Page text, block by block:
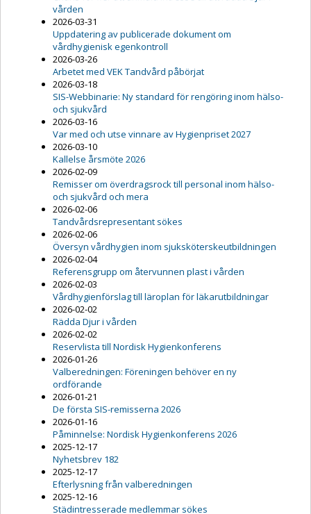
vården
2026-03-31
Uppdatering av publicerade dokument om
vårdhygienisk egenkontroll
2026-03-26
Arbetet med VEK Tandvård påbörjat
2026-03-18
SIS-Webbinarie: Ny standard för rengöring inom hälso-
och sjukvård
2026-03-16
Var med och utse vinnare av Hygienpriset 2027
2026-03-10
Kallelse årsmöte 2026
2026-02-09
Remisser om överdragsrock till personal inom hälso-
och sjukvård och mera
2026-02-06
Tandvårdsrepresentant sökes
2026-02-06
Översyn vårdhygien inom sjuksköterskeutbildningen
2026-02-04
Referensgrupp om återvunnen plast i vården
2026-02-03
Vårdhygienförslag till läroplan för läkarutbildningar
2026-02-02
Rädda Djur i vården
2026-02-02
Reservlista till Nordisk Hygienkonferens
2026-01-26
Valberedningen: Föreningen behöver en ny
ordförande
2026-01-21
De första SIS-remisserna 2026
2026-01-16
Påminnelse: Nordisk Hygienkonferens 2026
2025-12-17
Nyhetsbrev 182
2025-12-17
Efterlysning från valberedningen
2025-12-16
Städintresserade medlemmar sökes